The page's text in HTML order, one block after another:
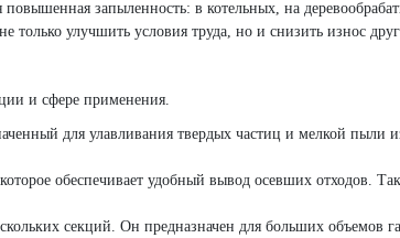
повышенная запыленность: в котельных, на
только улучшить условия труда, но и снизить износ
и сфере применения.
для улавливания твердых частиц и мелкой пыли
обеспечивает удобный вывод осевших отходов.
секций. Он предназначен для больших объемов